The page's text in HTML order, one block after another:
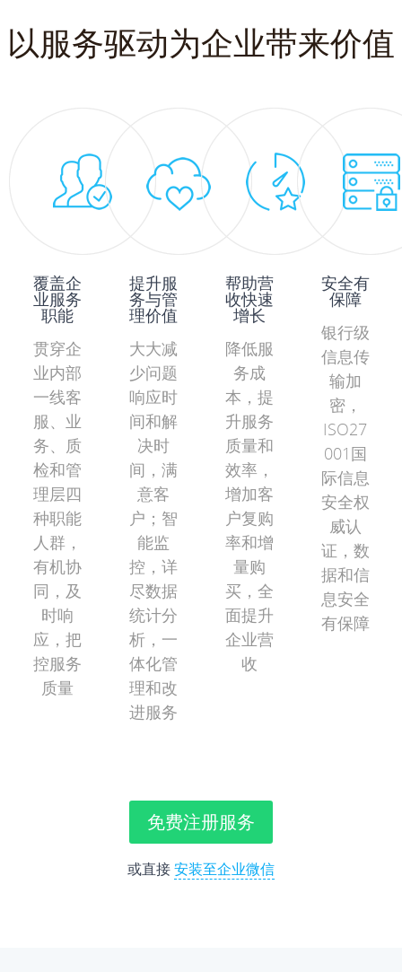
以服务驱动为企业带来价值
覆盖企
业服务
职能
贯穿企
业内部
一线客
服、业
务、质
检和管
理层四
种职能
人群，
有机协
同，及
时响
应，把
控服务
质量
提升服
务与管
理价值
大大减
少问题
响应时
间和解
决时
间，满
意客
户；智
能监
控，详
尽数据
统计分
析，一
体化管
理和改
进服务
帮助营
收快速
增长
降低服
务成
本，提
升服务
质量和
效率，
增加客
户复购
率和增
量购
买，全
面提升
企业营
收
安全有
保障
银行级
信息传
输加
密，
ISO27
001国
际信息
安全权
威认
证，数
据和信
息安全
有保障
免费注册服务
或直接安装至企业微信